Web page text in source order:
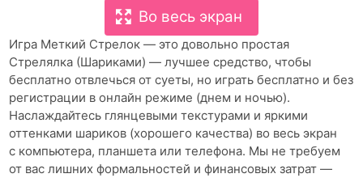
Во весь экран
Игра Меткий Стрелок — это довольно простая
Стрелялка (Шариками) — лучшее средство, чтобы
бесплатно отвлечься от суеты, но играть бесплатно и без
регистрации в онлайн режиме (днем и ночью).
Наслаждайтесь глянцевыми текстурами и яркими
оттенками шариков (хорошего качества) во весь экран
с компьютера, планшета или телефона. Мы не требуем
от вас лишних формальностей и финансовых затрат —